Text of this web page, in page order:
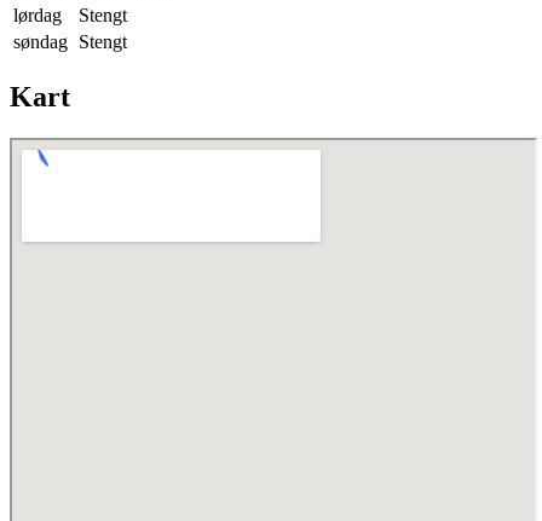
lørdag
Stengt
søndag Stengt
Kart